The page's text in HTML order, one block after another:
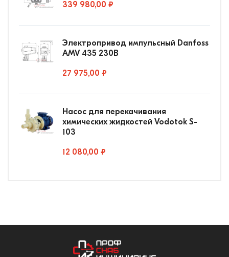
339 980,00 ₽
Электропривод импульсный Danfoss
AMV 435 230В
27 975,00 ₽
Насос для перекачивания
химических жидкостей Vodotok S-
103
12 080,00 ₽